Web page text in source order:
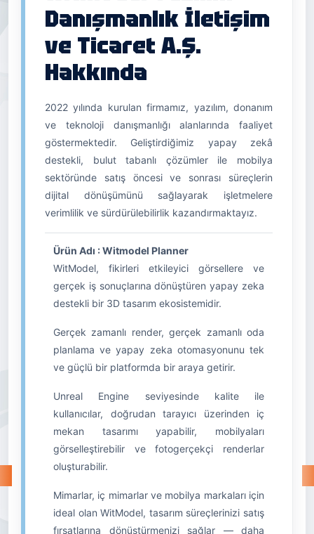
Danışmanlık İletişim
ve Ticaret A.Ş.
Hakkında
2022 yılında kurulan firmamız, yazılım, donanım
ve teknoloji danışmanlığı alanlarında faaliyet
göstermektedir. Geliştirdiğimiz yapay zekâ
destekli, bulut tabanlı çözümler ile mobilya
sektöründe satış öncesi ve sonrası süreçlerin
dijital dönüşümünü sağlayarak işletmelere
verimlilik ve sürdürülebilirlik kazandırmaktayız.
Ürün Adı : Witmodel Planner
WitModel, fikirleri etkileyici görsellere ve
gerçek iş sonuçlarına dönüştüren yapay zeka
destekli bir 3D tasarım ekosistemidir.
Gerçek zamanlı render, gerçek zamanlı oda
planlama ve yapay zeka otomasyonunu tek
ve güçlü bir platformda bir araya getirir.
Unreal Engine seviyesinde kalite ile
kullanıcılar, doğrudan tarayıcı üzerinden iç
mekan tasarımı yapabilir, mobilyaları
görselleştirebilir ve fotogerçekçi renderlar
oluşturabilir.
Mimarlar, iç mimarlar ve mobilya markaları için
ideal olan WitModel, tasarım süreçlerinizi satış
fırsatlarına dönüştürmenizi sağlar — daha